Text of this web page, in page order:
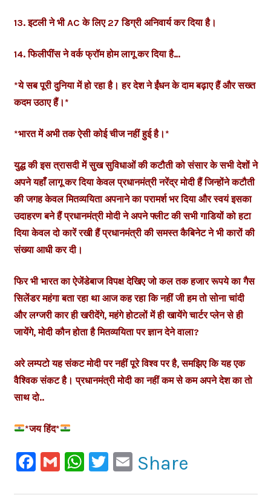
13. इटली ने भी AC के लिए 27 डिग्री अनिवार्य कर दिया है।
14. फिलीपींस ने वर्क फ्रॉम होम लागू कर दिया है…
*ये सब पूरी दुनिया में हो रहा है। हर देश ने ईंधन के दाम बढ़ाए हैं और सख्त
कदम उठाए हैं।*
*भारत में अभी तक ऐसी कोई चीज नहीं हुई है।*
युद्ध की इस त्रासदी में सुख सुविधाओं की कटौती को संसार के सभी देशों ने
अपने यहाँ लागू कर दिया केवल प्रधानमंत्री नरेंद्र मोदी हैं जिन्होंने कटौती
की जगह केवल मितव्ययिता अपनाने का परामर्श भर दिया और स्वयं इसका
उदाहरण बने हैं प्रधानमंत्री मोदी ने अपने फ्लीट की सभी गाडियों को हटा
दिया केवल दो कारें रखी हैं प्रधानमंत्री की समस्त कैबिनेट ने भी कारों की
संख्या आधी कर दी।
फिर भी भारत का ऐजेंडेबाज विपक्ष देखिए जो कल तक हजार रूपये का गैस
सिलेंडर महंगा बता रहा था आज कह रहा कि नहीं जी हम तो सोना चांदी
और लग्जरी कार ही खरीदेंगे, महंगे होटलों में ही खायेंगे चार्टर प्लेन से ही
जायेंगे, मोदी कौन होता है मितव्ययिता पर ज्ञान देने वाला?
अरे लम्पटो यह संकट मोदी पर नहीं पूरे विश्व पर है, समझिए कि यह एक
वैश्विक संकट है। प्रधानमंत्री मोदी का नहीं कम से कम अपने देश का तो
साथ दो..
*जय हिंद*
Facebook
GmailWhatsApp
Twitter
Email
Share